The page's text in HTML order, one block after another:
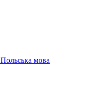
Польська мова